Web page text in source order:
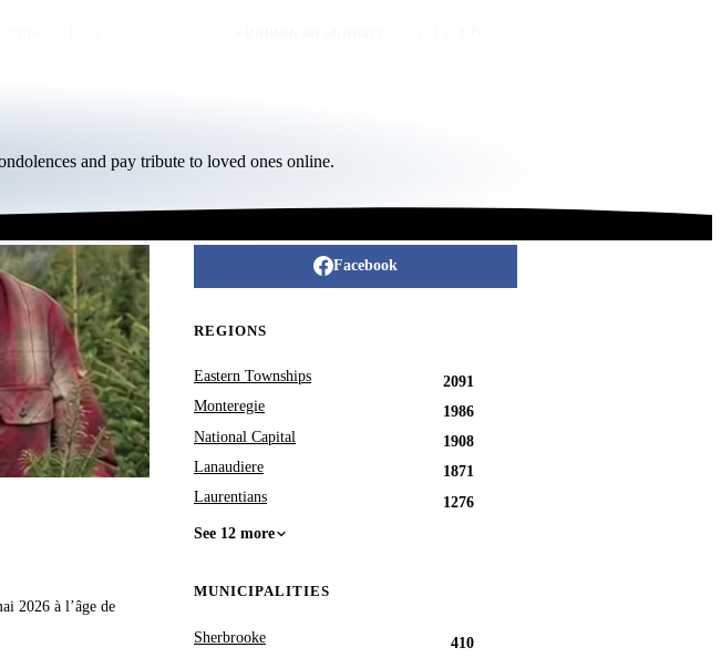
and pay tribute to loved ones online.
2026 à l’âge de
Facebook
REGIONS
Eastern Townships
2091
Monteregie
1986
National Capital
1908
Lanaudiere
1871
Laurentians
1276
See 12 more
MUNICIPALITIES
Sherbrooke
410